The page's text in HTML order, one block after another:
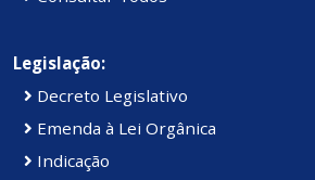
Legislação:
Decreto Legislativo
Emenda à Lei Orgânica
Indicação